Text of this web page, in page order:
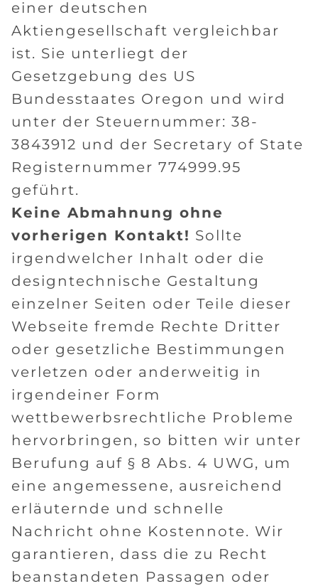
einer deutschen
Aktiengesellschaft vergleichbar
ist. Sie unterliegt der
Gesetzgebung des US
Bundesstaates Oregon und wird
unter der Steuernummer: 38-
3843912 und der Secretary of State
Registernummer 774999.95
geführt.
Keine Abmahnung ohne
vorherigen Kontakt! Sollte
irgendwelcher Inhalt oder die
designtechnische Gestaltung
einzelner Seiten oder Teile dieser
Webseite fremde Rechte Dritter
oder gesetzliche Bestimmungen
verletzen oder anderweitig in
irgendeiner Form
wettbewerbsrechtliche Probleme
hervorbringen, so bitten wir unter
Berufung auf § 8 Abs. 4 UWG, um
eine angemessene, ausreichend
erläuternde und schnelle
Nachricht ohne Kostennote. Wir
garantieren, dass die zu Recht
beanstandeten Passagen oder